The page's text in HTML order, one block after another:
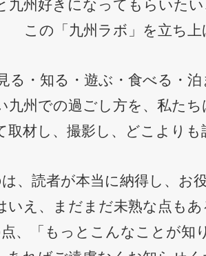
九州好きになってもらいたい
この「九州ラボ」を立ち上
る・知る・遊ぶ・食べる・
九州での過ごし方を、私たち
取材し、撮影し、どこより
、読者が本当に納得し、お
いえ、まだまだ未熟な点もあ
、「もっとこんなことが知